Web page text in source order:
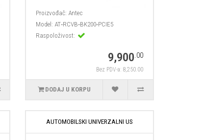
Proizvođač: Antec
Model: AT‑RCVB‑BK200‑PCIE5
Raspoloživost:
9,900.00
Bez PDV-a: 8,250.00
DODAJ U KORPU
AUTOMOBILSKI UNIVERZALNI US